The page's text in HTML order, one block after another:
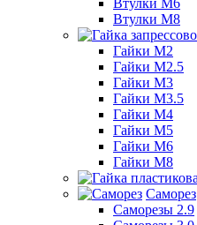
Втулки М6
Втулки М8
Гайки М2
Гайки М2.5
Гайки М3
Гайки М3.5
Гайки М4
Гайки М5
Гайки М6
Гайки М8
Саморез
Саморезы 2.9